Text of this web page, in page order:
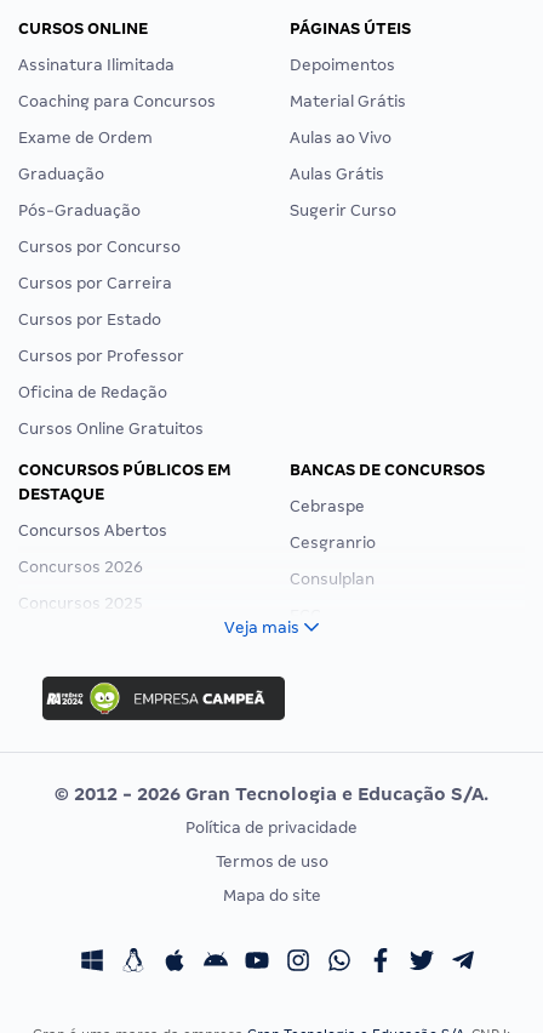
CURSOS ONLINE
Assinatura Ilimitada
Coaching para Concursos
Exame de Ordem
Graduação
Pós-Graduação
Cursos por Concurso
Cursos por Carreira
Cursos por Estado
Cursos por Professor
Oficina de Redação
Cursos Online Gratuitos
PÁGINAS ÚTEIS
Depoimentos
Material Grátis
Aulas ao Vivo
Aulas Grátis
Sugerir Curso
CONCURSOS PÚBLICOS EM
DESTAQUE
Concursos Abertos
Concursos 2026
Concursos 2025
Concurso Ibama
Concurso MPU
Editais publicados
BANCAS DE CONCURSOS
Cebraspe
Cesgranrio
Consulplan
Vunesp
CONCURSOS POR PROFISSÃO
Concursos Fiscais
EXAME DE ORDEM
Calendário OAB
Veja mais
© 2012 - 2026 Gran Tecnologia e Educação S/A.
Política de privacidade
Termos de uso
Mapa do site